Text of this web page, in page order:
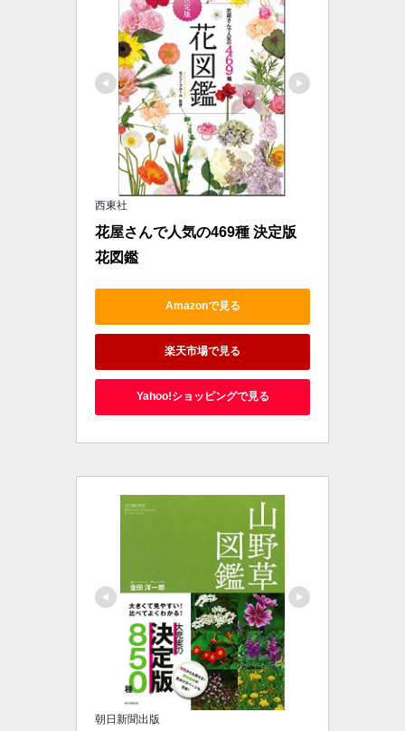
西東社
花屋さんで人気の469種 決定版
花図鑑
Amazonで見る
楽天市場で見る
Yahoo!ショッピングで見る
朝日新聞出版